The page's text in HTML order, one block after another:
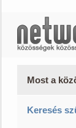
Most a
Keresés